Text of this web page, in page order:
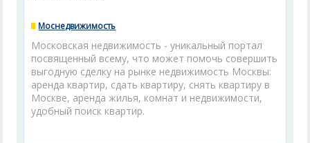
Моснедвижимость
Московская недвижимость - уникальный портал
посвященный всему, что может помочь совершить
выгодную сделку на рынке недвижимость Москвы:
аренда квартир, сдать квартиру, снять квартиру в
Москве, аренда жилья, комнат и недвижимости,
удобный поиск квартир.